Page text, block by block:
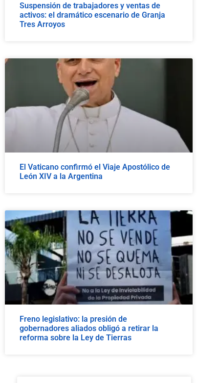
Suspensión de trabajadores y ventas de
activos: el dramático escenario de Granja
Tres Arroyos
El Vaticano confirmó el Viaje Apostólico de
León XIV a la Argentina
Freno legislativo: la presión de
gobernadores aliados obligó a retirar la
reforma sobre la Ley de Tierras